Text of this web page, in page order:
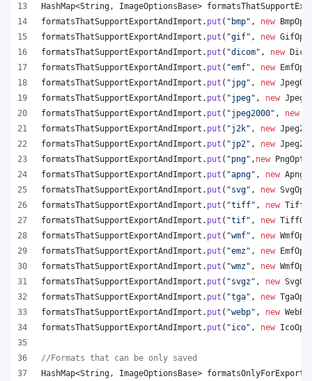
HashMap<String , ImageOptionsBase>
formatsThatSupportExportAndImport . put ( "bmp" , new
formatsThatSupportExportAndImport . put ( "gif" , new
formatsThatSupportExportAndImport . put ( "dicom" , new
formatsThatSupportExportAndImport . put ( "emf" , new
formatsThatSupportExportAndImport . put ( "jpg" , new
formatsThatSupportExportAndImport . put ( "jpeg" , new
formatsThatSupportExportAndImport . put ( "jpeg2000" , new
formatsThatSupportExportAndImport . put ( "j2k" , new
formatsThatSupportExportAndImport . put ( "jp2" , new
formatsThatSupportExportAndImport . put ( "png" , new
formatsThatSupportExportAndImport . put ( "apng" , new
formatsThatSupportExportAndImport . put ( "svg" , new
formatsThatSupportExportAndImport . put ( "tiff" , new
formatsThatSupportExportAndImport . put ( "tif" , new
formatsThatSupportExportAndImport . put ( "wmf" , new
formatsThatSupportExportAndImport . put ( "emz" , new
formatsThatSupportExportAndImport . put ( "wmz" , new
formatsThatSupportExportAndImport . put ( "svgz" , new
formatsThatSupportExportAndImport . put ( "tga" , new
formatsThatSupportExportAndImport . put ( "webp" , new
formatsThatSupportExportAndImport . put ( "ico" , new
//Formats that can be only saved
HashMap<String , ImageOptionsBase> formatsOnlyForExport